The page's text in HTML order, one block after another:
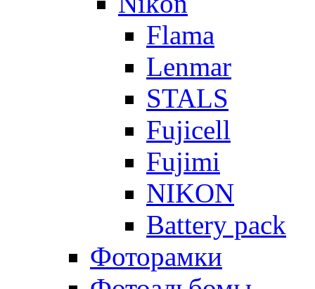
Flama
Lenmar
STALS
Fujicell
Fujimi
NIKON
Battery pack
Фоторамки